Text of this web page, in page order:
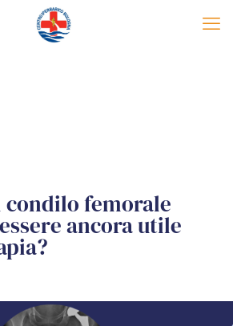
condilo femorale
ancora utile